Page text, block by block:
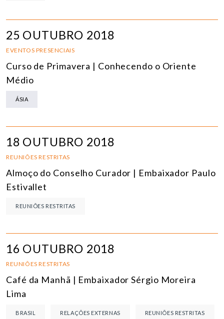
25 OUTUBRO 2018
EVENTOS PRESENCIAIS
Curso de Primavera | Conhecendo o Oriente
Médio
ÁSIA
18 OUTUBRO 2018
REUNIÕES RESTRITAS
Almoço do Conselho Curador | Embaixador Paulo
Estivallet
REUNIÕES RESTRITAS
16 OUTUBRO 2018
REUNIÕES RESTRITAS
Café da Manhã | Embaixador Sérgio Moreira
Lima
BRASIL RELAÇÕES EXTERNAS REUNIÕES RESTRITAS